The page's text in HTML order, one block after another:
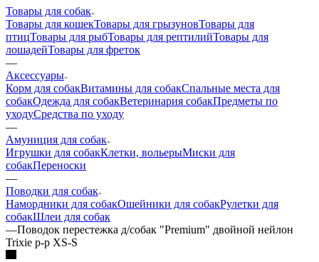
Товары для собак
Товары для кошекТовары для грызуновТовары для
птицТовары для рыбТовары для рептилийТовары для
лошадейТовары для фреток
—
Аксессуары
Корм для собакВитамины для собакСпальные места для
собакОдежда для собакВетеринария собакПредметы по
уходуСредства по уходу
—
Амуниция для собак
Игрушки для собакКлетки, вольерыМиски для
собакПереноски
—
Поводки для собак
Намордники для собакОшейники для собакРулетки для
собакШлеи для собак
—Поводок перестежка д/собак "Premium" двойной нейлон
Trixie р-р XS-S